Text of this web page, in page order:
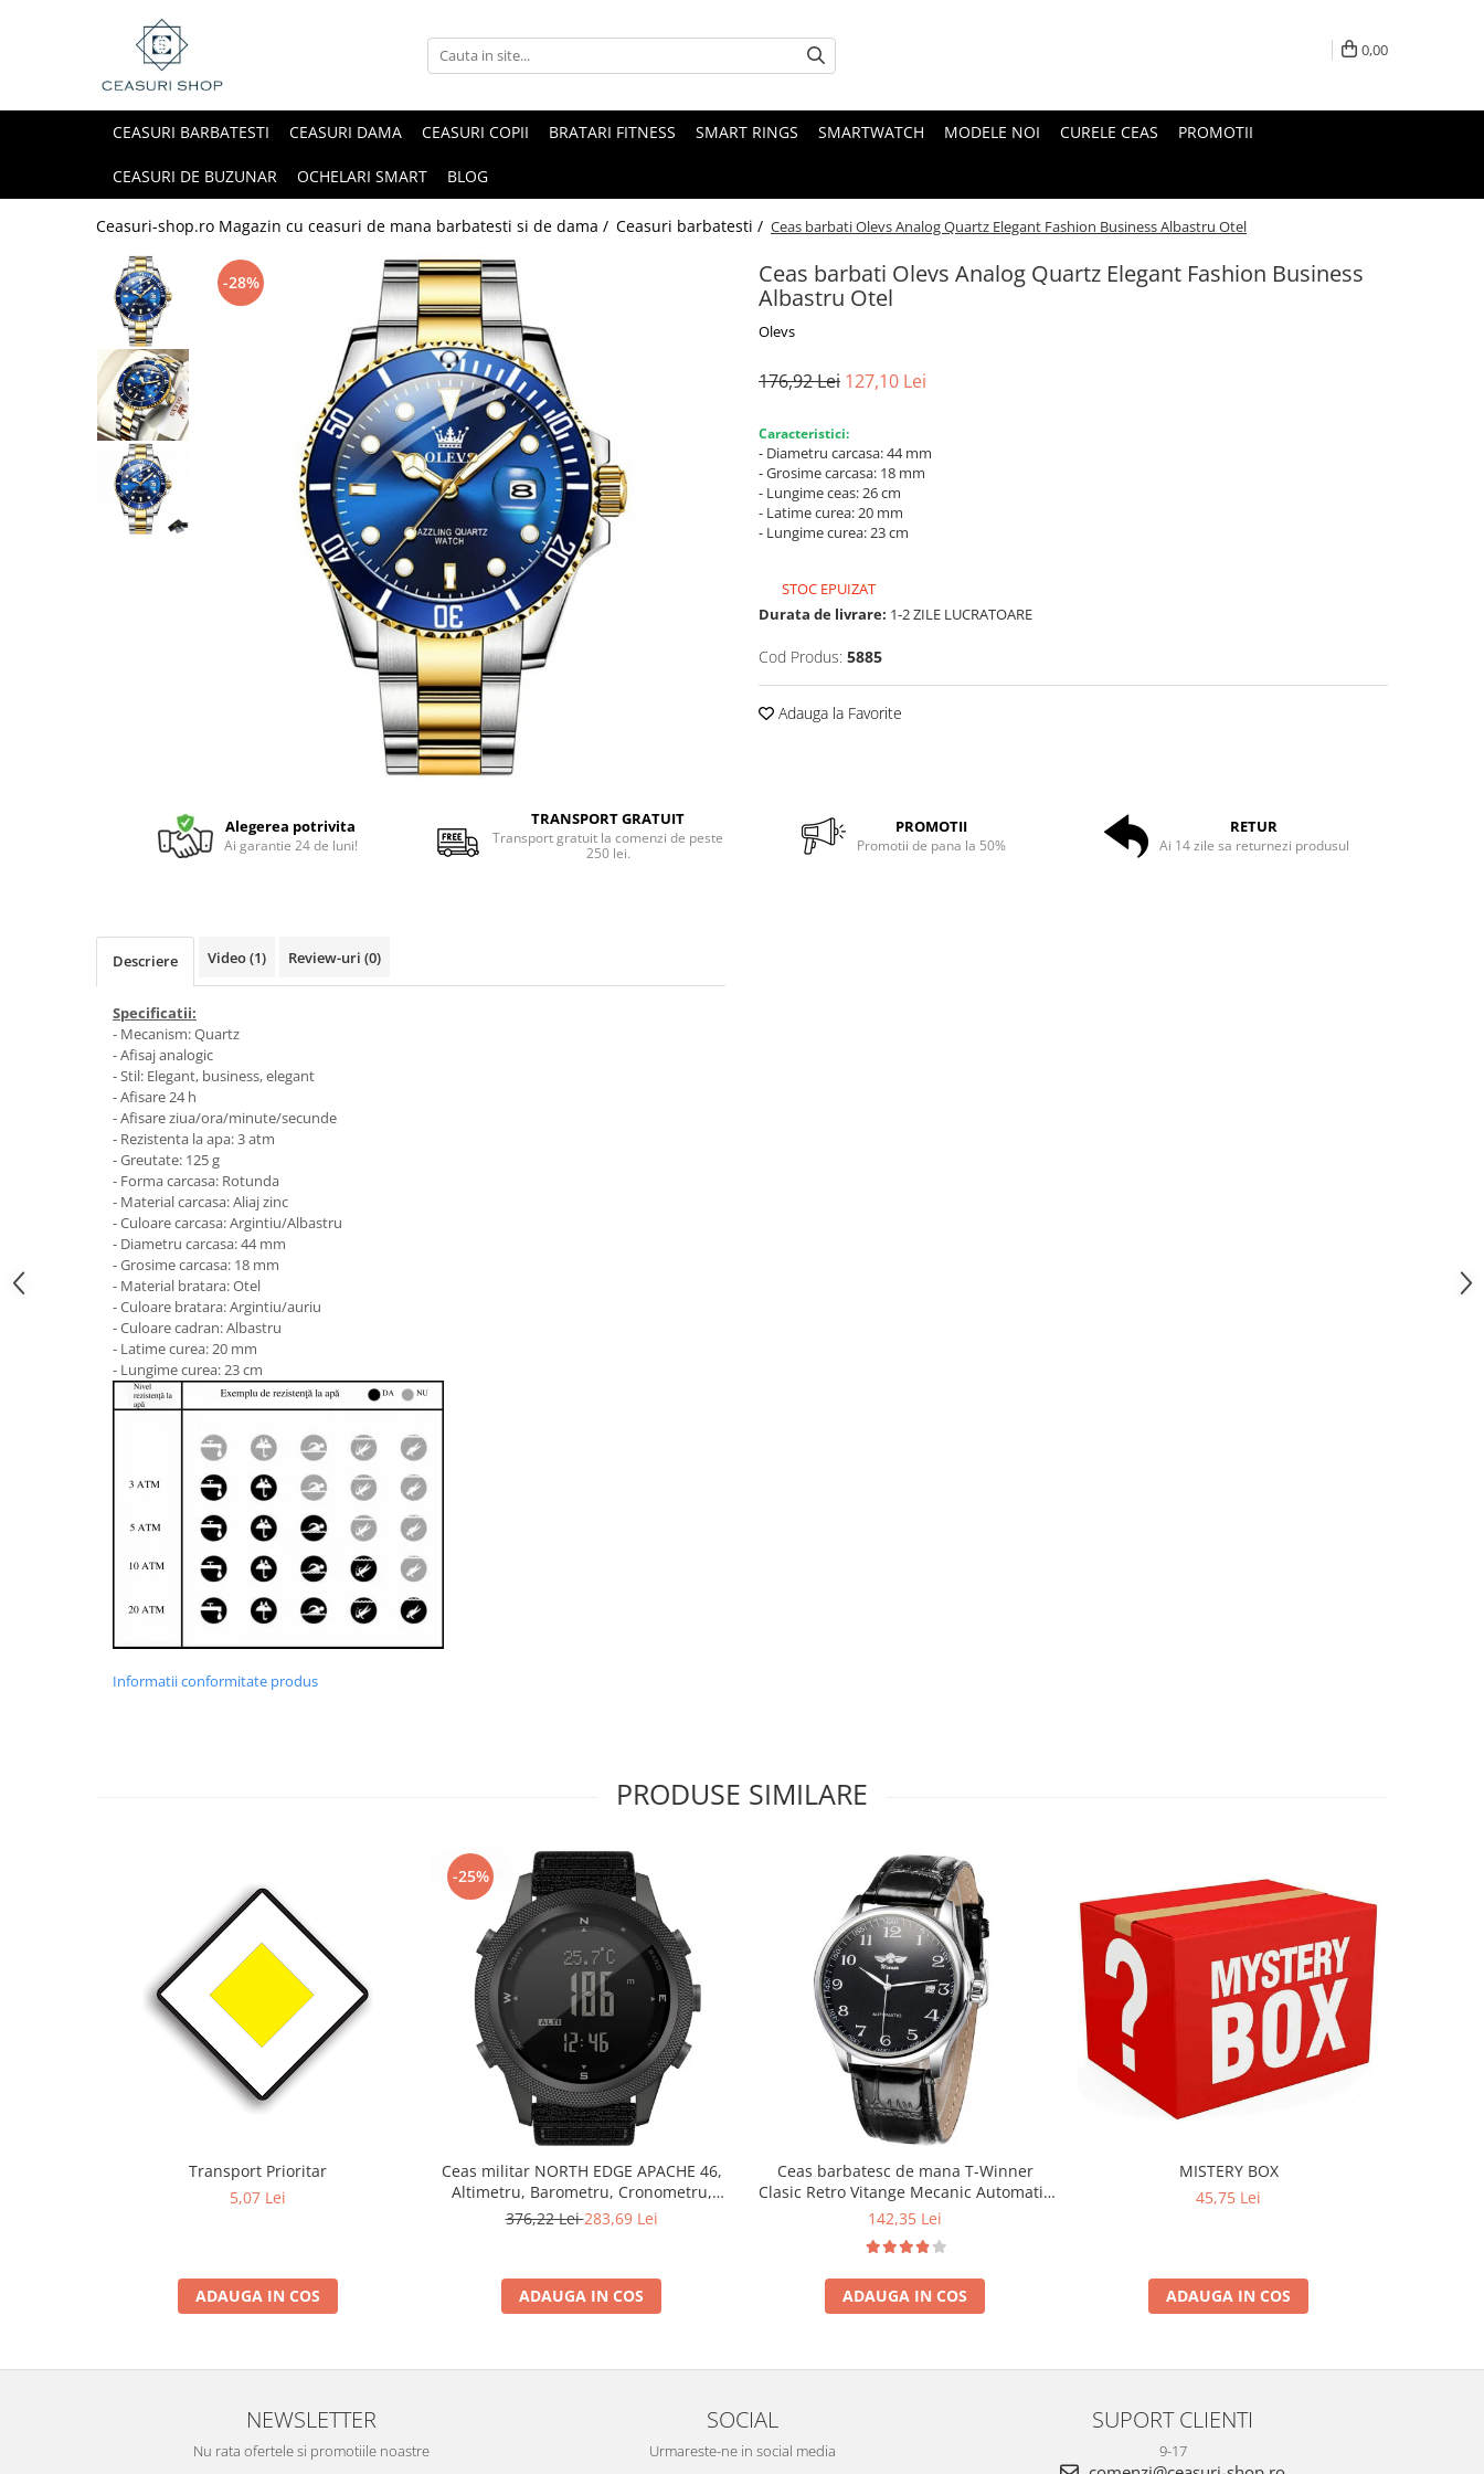
0,00
CEASURI BARBATESTI CEASURI DAMA CEASURI COPII BRATARI FITNESS SMART RINGS SMARTWATCH MODELE NOI CURELE CEAS PROMOTII
CEASURI DE BUZUNAR OCHELARI SMART BLOG
Ceasuri-shop.ro Magazin cu ceasuri de mana barbatesti si de dama / Ceasuri barbatesti / Ceas barbati Olevs Analog Quartz Elegant Fashion Business Albastru Otel
Ceas barbati Olevs Analog Quartz Elegant Fashion Business
Albastru Otel
Olevs
-28%
176,92 Lei 127,10 Lei
Caracteristici:
- Diametru carcasa: 44 mm
- Grosime carcasa: 18 mm
- Lungime ceas: 26 cm
- Latime curea: 20 mm
- Lungime curea: 23 cm
STOC EPUIZAT
Durata de livrare: 1-2 ZILE LUCRATOARE
Cod Produs: 5885
Adauga la Favorite
Alegerea potrivita
Ai garantie 24 de luni!
TRANSPORT GRATUIT
Transport gratuit la comenzi de peste
250 lei.
PROMOTII
Promotii de pana la 50%
RETUR
Ai 14 zile sa returnezi produsul
Descriere Video(1) Review-uri (0)
Specificatii:
- Mecanism: Quartz
- Afisaj analogic
- Stil: Elegant, business, elegant
- Afisare 24 h
- Afisare ziua/ora/minute/secunde
- Rezistenta la apa: 3 atm
- Greutate: 125 g
- Forma carcasa: Rotunda
- Material carcasa: Aliaj zinc
- Culoare carcasa: Argintiu/Albastru
- Diametru carcasa: 44 mm
- Grosime carcasa: 18 mm
- Material bratara: Otel
- Culoare bratara: Argintiu/auriu
- Culoare cadran: Albastru
- Latime curea: 20 mm
- Lungime curea: 23 cm
Informatii conformitate produs
PRODUSE SIMILARE
Transport Prioritar
5,07 Lei
ADAUGA IN COS
-25%
Ceas militar NORTH EDGE APACHE 46,
Altimetru, Barometru, Cronometru,
Termometru, Pedometru, Busola
376,22 Lei283,69 Lei
ADAUGA IN COS
Ceas barbatesc de mana T-Winner
Clasic Retro Vitange Mecanic Automatic
Fashion Casual Elegant
142,35 Lei
ADAUGA IN COS
MISTERY BOX
45,75 Lei
ADAUGA IN COS
NEWSLETTER
Nu rata ofertele si promotiile noastre
SOCIAL
Urmareste-ne in social media
SUPORT CLIENTI
9-17